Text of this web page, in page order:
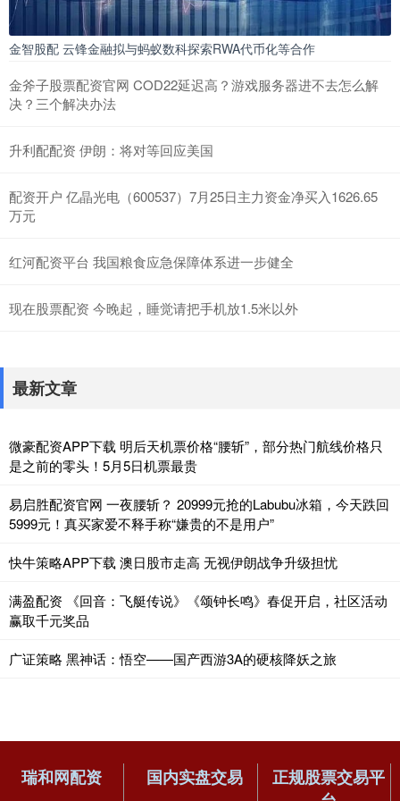
金智股配 云锋金融拟与蚂蚁数科探索RWA代币化等合作
金斧子股票配资官网 COD22延迟高？游戏服务器进不去怎么解
决？三个解决办法
升利配配资 伊朗：将对等回应美国
配资开户 亿晶光电（600537）7月25日主力资金净买入1626.65
万元
红河配资平台 我国粮食应急保障体系进一步健全
现在股票配资 今晚起，睡觉请把手机放1.5米以外
最新文章
微豪配资APP下载 明后天机票价格“腰斩”，部分热门航线价格只
是之前的零头！5月5日机票最贵
易启胜配资官网 一夜腰斩？ 20999元抢的Labubu冰箱，今天跌回
5999元！真买家爱不释手称“嫌贵的不是用户”
快牛策略APP下载 澳日股市走高 无视伊朗战争升级担忧
满盈配资 《回音：飞艇传说》《颂钟长鸣》春促开启，社区活动
赢取千元奖品
广证策略 黑神话：悟空——国产西游3A的硬核降妖之旅
瑞和网配资 国内实盘交易
正规股票交易平